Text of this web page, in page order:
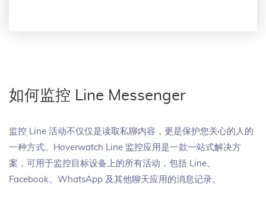
如何监控 Line Messenger
监控 Line 活动不仅仅是读取私聊内容，更是保护您关心的人的
一种方式。Hoverwatch Line 监控应用是一款一站式解决方
案，可用于监控目标设备上的所有活动，包括 Line、
Facebook、WhatsApp 及其他聊天应用的消息记录。